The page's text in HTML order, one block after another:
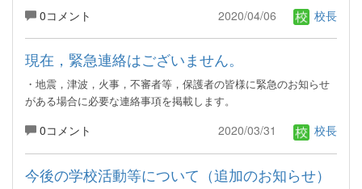
0コメント
2020/04/06 校長
現在，緊急連絡はございません。
・地震，津波，火事，不審者等，保護者の皆様に緊急のお知らせ
がある場合に必要な連絡事項を掲載します。
0コメント 2020/03/31 校長
今後の学校活動等について（追加のお知らせ）